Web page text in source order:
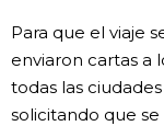
Para que el viaje
enviaron cartas a
todas las
solicitando que se